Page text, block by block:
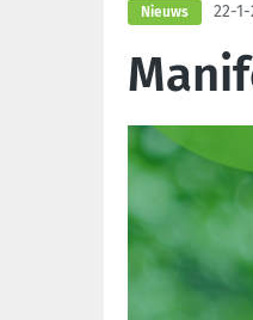
Nieuws 22-